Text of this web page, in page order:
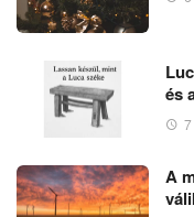
és
A